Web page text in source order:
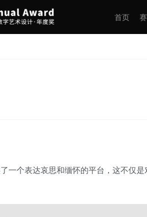
首页
个表达哀思和缅怀的平台，这不仅